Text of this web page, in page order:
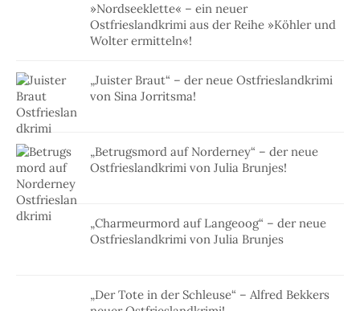
»Nordseeklette« – ein neuer
Ostfrieslandkrimi aus der Reihe »Köhler und
Wolter ermitteln«!
„Juister Braut“ – der neue Ostfrieslandkrimi
von Sina Jorritsma!
„Betrugsmord auf Norderney“ – der neue
Ostfrieslandkrimi von Julia Brunjes!
„Charmeurmord auf Langeoog“ – der neue
Ostfrieslandkrimi von Julia Brunjes
„Der Tote in der Schleuse“ – Alfred Bekkers